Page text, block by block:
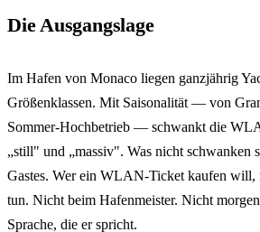
Die Ausgangslage
Im Hafen von Monaco liegen ganzjährig
Größenklassen. Mit Saisonalität — von
Sommer-Hochbetrieb — schwankt die
„still" und „massiv". Was nicht schwanken
Gastes. Wer ein WLAN-Ticket kaufen will,
tun. Nicht beim Hafenmeister. Nicht
Sprache, die er spricht.